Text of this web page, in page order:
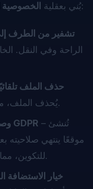
بُني بعقلية الخصوصية :
تشفير من الطرف
الراحة وفي النقل.
حذف الملف
يُحذف الملف، مما يضمن عدم بقاء نسخ مخزنة.
وصول مبني على رموز متوافقة مع GDPR – تُنشئ
للتكوين، مما يمنع المشاركة غير المصرح بها.
خيار الاستضافة